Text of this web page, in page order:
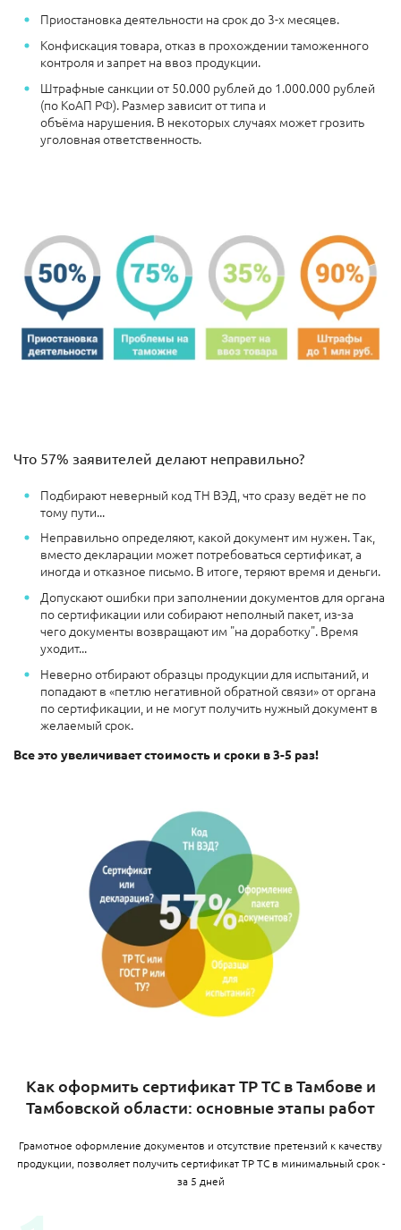
Приостановка деятельности на срок до 3-х месяцев.
Конфискация товара, отказ в прохождении таможенного
контроля и запрет на ввоз продукции.
Штрафные санкции от 50.000 рублей до 1.000.000 рублей
(по КоАП РФ). Размер зависит от типа и
объёма нарушения. В некоторых случаях может грозить
уголовная ответственность.
Что 57% заявителей делают неправильно?
Подбирают неверный код ТН ВЭД, что сразу ведёт не по
тому пути...
Неправильно определяют, какой документ им нужен. Так,
вместо декларации может потребоваться сертификат, а
иногда и отказное письмо. В итоге, теряют время и деньги.
Допускают ошибки при заполнении документов для органа
по сертификации или собирают неполный пакет, из-за
чего документы возвращают им "на доработку". Время
уходит...
Неверно отбирают образцы продукции для испытаний, и
попадают в «петлю негативной обратной связи» от органа
по сертификации, и не могут получить нужный документ в
желаемый срок.
Все это увеличивает стоимость и сроки в 3-5 раз!
Как оформить сертификат ТР ТС в Тамбове и
Тамбовской области: основные этапы работ
Грамотное оформление документов и отсутствие претензий к качеству
продукции, позволяет получить сертификат ТР ТС в минимальный срок -
за 5 дней